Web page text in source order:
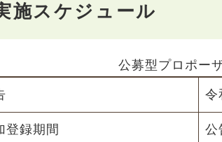
施スケジュール
公募型プロポー
令
登録期間 公